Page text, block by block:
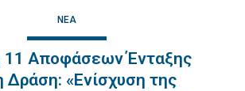
ΝΈΑ
11 Αποφάσεων Ένταξης
Δράση: «Ενίσχυση της